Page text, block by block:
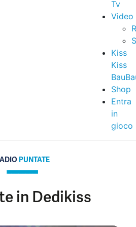
Tv
Video
Kiss
Kiss
Shop
Entra
in
gioco
PUNTATE
in Dedikiss